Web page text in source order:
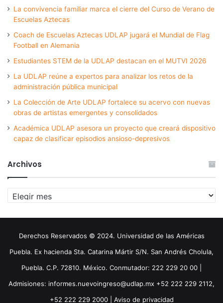
La convivencia familiar marca el cierre del Curso de Verano de
Escuelas Aztecas
Coach de Escuelas Aztecas UDLAP jugará el Mundial de Flag
Football en Alemania
Estudiantes STEM de la UDLAP destacan en el MUTVI 2026
La UDLAP reúne a expertos para analizar los retos de la
administración pública municipal
La Colección de Arte UDLAP fortalece su acervo con nuevas
obras de artistas emergentes y consolidados
Académica UDLAP asesora un proyecto que creará dispositivo
capaz de clasificar episodios ansioso-depresivos
Archivos
Archivos
Derechos Reservados © 2024. Universidad de las Américas
Puebla. Ex hacienda Sta. Catarina Mártir S/N. San Andrés Cholula,
Puebla. C.P. 72810. México. Conmutador: 222 229 20 00 |
Admisiones: informes.nuevoingreso@udlap.mx +52 222 229 2112,
+52 222 229 2000 | Aviso de privacidad